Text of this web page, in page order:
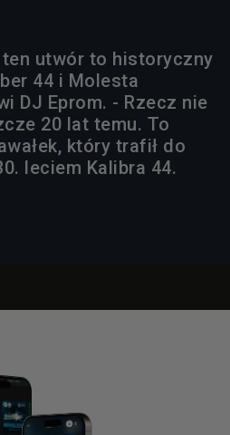
utwór to historyczny
44 i Molesta
DJ Eprom. - Rzecz nie
20 lat temu. To
który trafił do
leciem Kalibra 44.